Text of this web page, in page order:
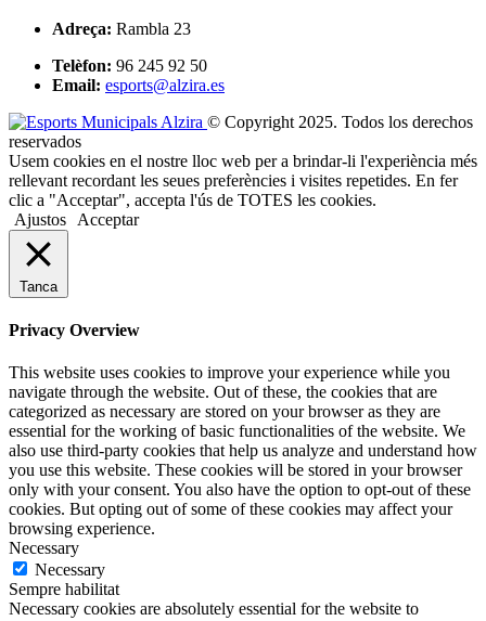
Adreça: Rambla 23
Telèfon: 96 245 92 50
Email: esports@alzira.es
© Copyright 2025. Todos los derechos
reservados
Usem cookies en el nostre lloc web per a brindar-li l'experiència més
rellevant recordant les seues preferències i visites repetides. En fer
clic a "Acceptar", accepta l'ús de TOTES les cookies.
Ajustos
Acceptar
Tanca
Privacy Overview
This website uses cookies to improve your experience while you
navigate through the website. Out of these, the cookies that are
categorized as necessary are stored on your browser as they are
essential for the working of basic functionalities of the website. We
also use third-party cookies that help us analyze and understand how
you use this website. These cookies will be stored in your browser
only with your consent. You also have the option to opt-out of these
cookies. But opting out of some of these cookies may affect your
browsing experience.
Necessary
Necessary
Sempre habilitat
Necessary cookies are absolutely essential for the website to